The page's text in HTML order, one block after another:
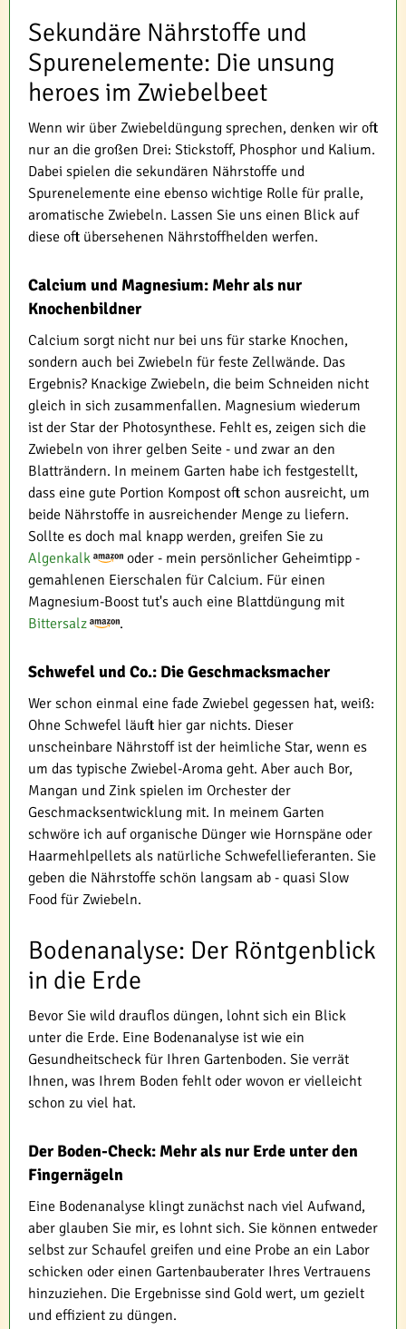
Sekundäre Nährstoffe und
Spurenelemente: Die unsung
heroes im Zwiebelbeet
Wenn wir über Zwiebeldüngung sprechen, denken wir oft
nur an die großen Drei: Stickstoff, Phosphor und Kalium.
Dabei spielen die sekundären Nährstoffe und
Spurenelemente eine ebenso wichtige Rolle für pralle,
aromatische Zwiebeln. Lassen Sie uns einen Blick auf
diese oft übersehenen Nährstoffhelden werfen.
Calcium und Magnesium: Mehr als nur
Knochenbildner
Calcium sorgt nicht nur bei uns für starke Knochen,
sondern auch bei Zwiebeln für feste Zellwände. Das
Ergebnis? Knackige Zwiebeln, die beim Schneiden nicht
gleich in sich zusammenfallen. Magnesium wiederum
ist der Star der Photosynthese. Fehlt es, zeigen sich die
Zwiebeln von ihrer gelben Seite - und zwar an den
Blatträndern. In meinem Garten habe ich festgestellt,
dass eine gute Portion Kompost oft schon ausreicht, um
beide Nährstoffe in ausreichender Menge zu liefern.
Sollte es doch mal knapp werden, greifen Sie zu
Algenkalk
oder - mein persönlicher Geheimtipp -
gemahlenen Eierschalen für Calcium. Für einen
Magnesium-Boost tut's auch eine Blattdüngung mit
Bittersalz
.
Schwefel und Co.: Die Geschmacksmacher
Wer schon einmal eine fade Zwiebel gegessen hat, weiß:
Ohne Schwefel läuft hier gar nichts. Dieser
unscheinbare Nährstoff ist der heimliche Star, wenn es
um das typische Zwiebel-Aroma geht. Aber auch Bor,
Mangan und Zink spielen im Orchester der
Geschmacksentwicklung mit. In meinem Garten
schwöre ich auf organische Dünger wie Hornspäne oder
Haarmehlpellets als natürliche Schwefellieferanten. Sie
geben die Nährstoffe schön langsam ab - quasi Slow
Food für Zwiebeln.
Bodenanalyse: Der Röntgenblick
in die Erde
Bevor Sie wild drauflos düngen, lohnt sich ein Blick
unter die Erde. Eine Bodenanalyse ist wie ein
Gesundheitscheck für Ihren Gartenboden. Sie verrät
Ihnen, was Ihrem Boden fehlt oder wovon er vielleicht
schon zu viel hat.
Der Boden-Check: Mehr als nur Erde unter den
Fingernägeln
Eine Bodenanalyse klingt zunächst nach viel Aufwand,
aber glauben Sie mir, es lohnt sich. Sie können entweder
selbst zur Schaufel greifen und eine Probe an ein Labor
schicken oder einen Gartenbauberater Ihres Vertrauens
hinzuziehen. Die Ergebnisse sind Gold wert, um gezielt
und effizient zu düngen.